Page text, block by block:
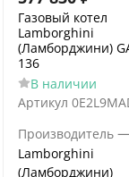
Газовый котел
Lamborghini
(Ламборджини)
136
В наличии
Артикул
Производитель
Lamborghini
(Ламборджини)